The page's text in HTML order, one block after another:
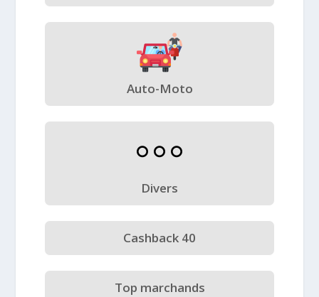
Auto-Moto
Divers
Cashback 40
Top marchands